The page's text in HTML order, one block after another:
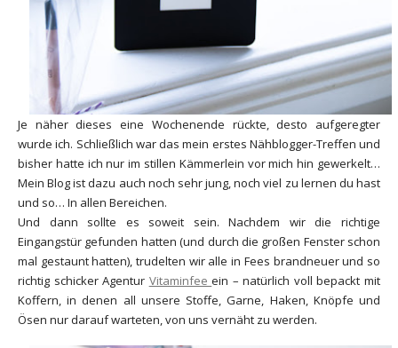
Je näher dieses eine Wochenende rückte, desto aufgeregter
wurde ich. Schließlich war das mein erstes Nähblogger-Treffen und
bisher hatte ich nur im stillen Kämmerlein vor mich hin gewerkelt…
Mein Blog ist dazu auch noch sehr jung, noch viel zu lernen du hast
und so… In allen Bereichen.
Und dann sollte es soweit sein. Nachdem wir die richtige
Eingangstür gefunden hatten (und durch die großen Fenster schon
mal gestaunt hatten), trudelten wir alle in Fees brandneuer und so
richtig schicker Agentur Vitaminfeeein – natürlich voll bepackt mit
Koffern, in denen all unsere Stoffe, Garne, Haken, Knöpfe und
Ösen nur darauf warteten, von uns vernäht zu werden.